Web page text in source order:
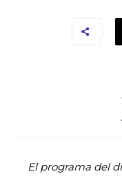
El programa del